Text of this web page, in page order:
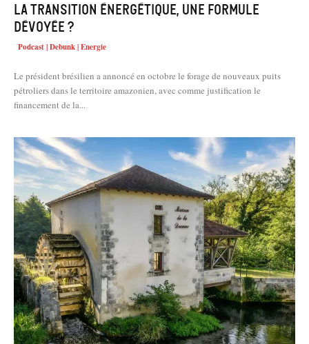
La transition énergétique, une formule
dévoyée ?
Podcast | Debunk | Energie
Le président brésilien a annoncé en octobre le forage de nouveaux puits
pétroliers dans le territoire amazonien, avec comme justification le
financement de la...